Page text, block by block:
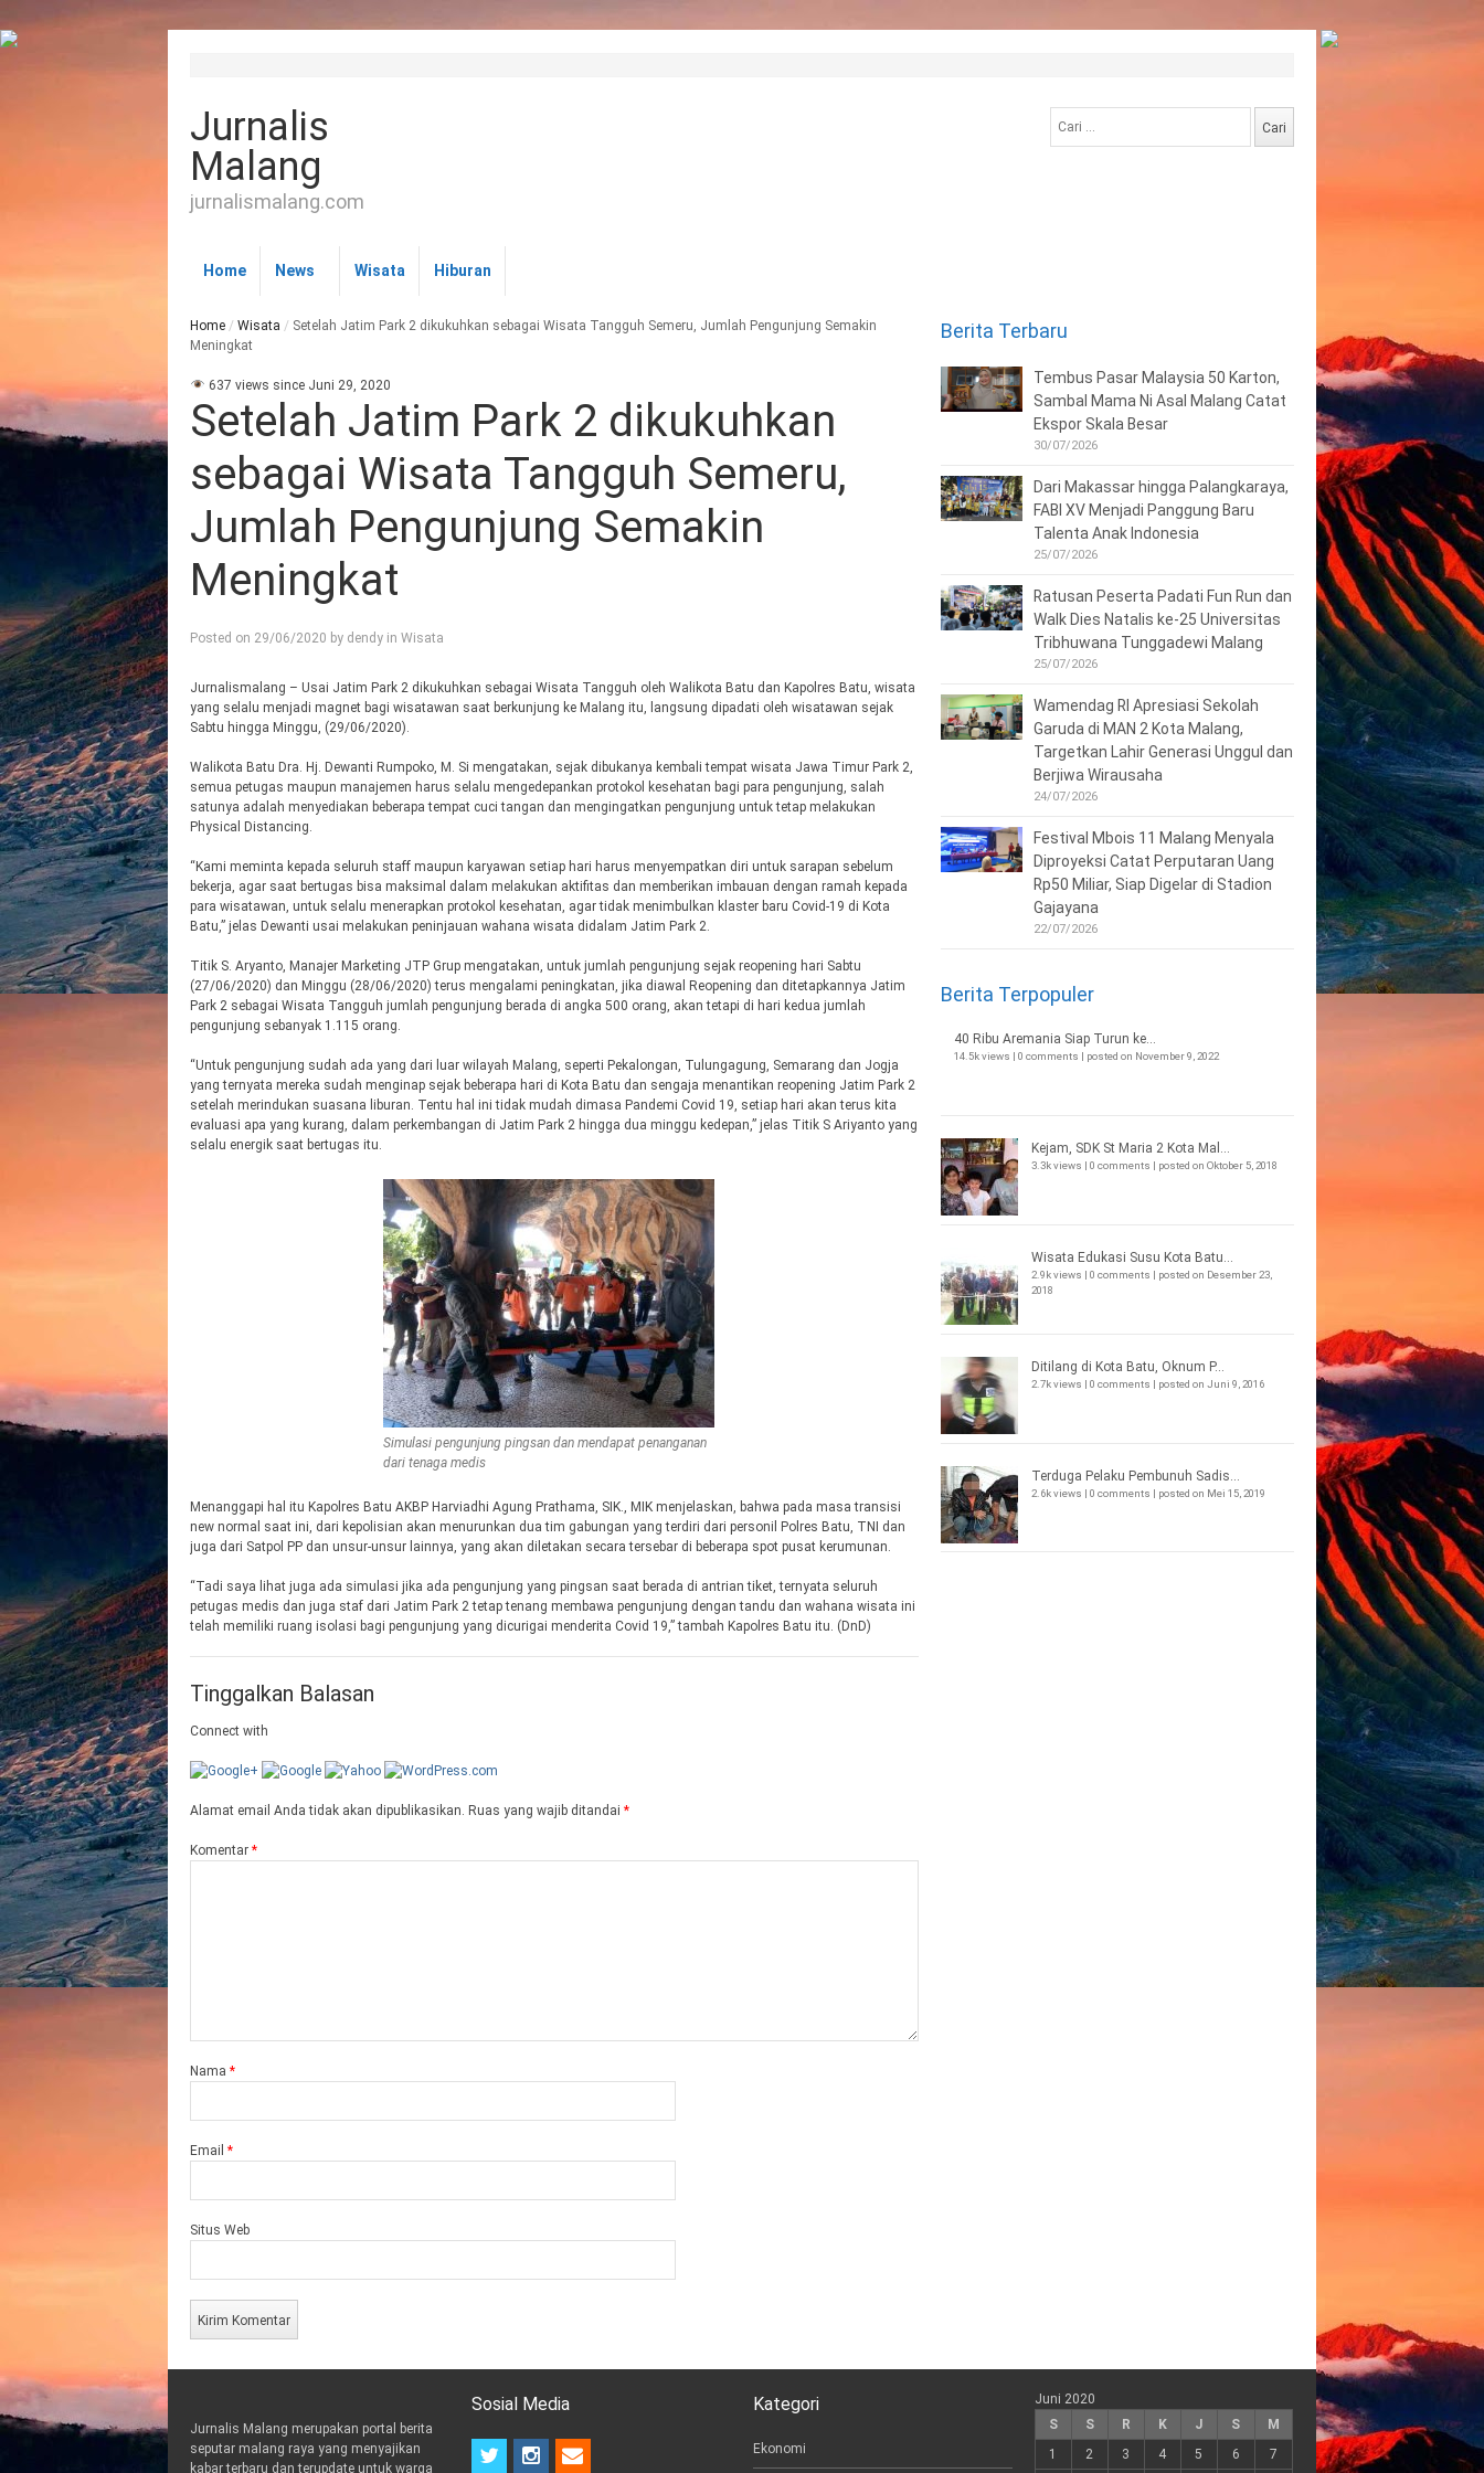
Jurnalis
Malang
jurnalismalang.com
untuk:
Home News Wisata Hiburan
Home / Wisata / Setelah Jatim Park 2 dikukuhkan sebagai Wisata Tangguh Semeru, Jumlah Pengunjung Semakin
Meningkat
637 views since Juni 29, 2020
Setelah Jatim Park 2 dikukuhkan
sebagai Wisata Tangguh Semeru,
Jumlah Pengunjung Semakin
Meningkat
Posted on 29/06/2020 by dendy in Wisata
Jurnalismalang – Usai Jatim Park 2 dikukuhkan sebagai Wisata Tangguh oleh Walikota Batu dan Kapolres Batu, wisata
yang selalu menjadi magnet bagi wisatawan saat berkunjung ke Malang itu, langsung dipadati oleh wisatawan sejak
Sabtu hingga Minggu, (29/06/2020).
Walikota Batu Dra. Hj. Dewanti Rumpoko, M. Si mengatakan, sejak dibukanya kembali tempat wisata Jawa Timur Park 2,
semua petugas maupun manajemen harus selalu mengedepankan protokol kesehatan bagi para pengunjung, salah
satunya adalah menyediakan beberapa tempat cuci tangan dan mengingatkan pengunjung untuk tetap melakukan
Physical Distancing.
“Kami meminta kepada seluruh staff maupun karyawan setiap hari harus menyempatkan diri untuk sarapan sebelum
bekerja, agar saat bertugas bisa maksimal dalam melakukan aktifitas dan memberikan imbauan dengan ramah kepada
para wisatawan, untuk selalu menerapkan protokol kesehatan, agar tidak menimbulkan klaster baru Covid-19 di Kota
Batu,” jelas Dewanti usai melakukan peninjauan wahana wisata didalam Jatim Park 2.
Titik S. Aryanto, Manajer Marketing JTP Grup mengatakan, untuk jumlah pengunjung sejak reopening hari Sabtu
(27/06/2020) dan Minggu (28/06/2020) terus mengalami peningkatan, jika diawal Reopening dan ditetapkannya Jatim
Park 2 sebagai Wisata Tangguh jumlah pengunjung berada di angka 500 orang, akan tetapi di hari kedua jumlah
pengunjung sebanyak 1.115 orang.
“Untuk pengunjung sudah ada yang dari luar wilayah Malang, seperti Pekalongan, Tulungagung, Semarang dan Jogja
yang ternyata mereka sudah menginap sejak beberapa hari di Kota Batu dan sengaja menantikan reopening Jatim Park 2
setelah merindukan suasana liburan. Tentu hal ini tidak mudah dimasa Pandemi Covid 19, setiap hari akan terus kita
evaluasi apa yang kurang, dalam perkembangan di Jatim Park 2 hingga dua minggu kedepan,” jelas Titik S Ariyanto yang
selalu energik saat bertugas itu.
Simulasi pengunjung pingsan dan mendapat penanganan
dari tenaga medis
Menanggapi hal itu Kapolres Batu AKBP Harviadhi Agung Prathama, SIK., MIK menjelaskan, bahwa pada masa transisi
new normal saat ini, dari kepolisian akan menurunkan dua tim gabungan yang terdiri dari personil Polres Batu, TNI dan
juga dari Satpol PP dan unsur-unsur lainnya, yang akan diletakan secara tersebar di beberapa spot pusat kerumunan.
“Tadi saya lihat juga ada simulasi jika ada pengunjung yang pingsan saat berada di antrian tiket, ternyata seluruh
petugas medis dan juga staf dari Jatim Park 2 tetap tenang membawa pengunjung dengan tandu dan wahana wisata ini
telah memiliki ruang isolasi bagi pengunjung yang dicurigai menderita Covid 19,” tambah Kapolres Batu itu. (DnD)
Tinggalkan Balasan
Connect with
Alamat email Anda tidak akan dipublikasikan. Ruas yang wajib ditandai *
Komentar *
Nama *
Email *
Situs Web
Berita Terbaru
Tembus Pasar Malaysia 50 Karton,
Sambal Mama Ni Asal Malang Catat
Ekspor Skala Besar
30/07/2026
Dari Makassar hingga Palangkaraya,
FABI XV Menjadi Panggung Baru
Talenta Anak Indonesia
25/07/2026
Ratusan Peserta Padati Fun Run dan
Walk Dies Natalis ke-25 Universitas
Tribhuwana Tunggadewi Malang
25/07/2026
Wamendag RI Apresiasi Sekolah
Garuda di MAN 2 Kota Malang,
Targetkan Lahir Generasi Unggul dan
Berjiwa Wirausaha
24/07/2026
Festival Mbois 11 Malang Menyala
Diproyeksi Catat Perputaran Uang
Rp50 Miliar, Siap Digelar di Stadion
Gajayana
22/07/2026
Berita Terpopuler
40 Ribu Aremania Siap Turun ke...
14.5k views | 0 comments | posted on November 9, 2022
Kejam, SDK St Maria 2 Kota Mal...
3.3k views | 0 comments | posted on Oktober 5, 2018
Wisata Edukasi Susu Kota Batu...
2.9k views | 0 comments | posted on Desember 23,
2018
Ditilang di Kota Batu, Oknum P...
2.7k views | 0 comments | posted on Juni 9, 2016
Terduga Pelaku Pembunuh Sadis...
2.6k views | 0 comments | posted on Mei 15, 2019
Jurnalis Malang merupakan portal berita
seputar malang raya yang menyajikan
kabar terbaru dan terupdate untuk warga
Sosial Media
t
i
n
e
m
Kategori
Ekonomi
Juni 2020
S
S R K J S
M
1
2 3 4 5 6 7